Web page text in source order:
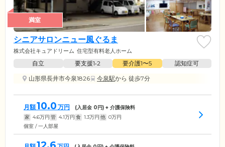
満室
シニアサロンニュー風ぐるま
株式会社キュアドリーム 住宅型有料老人ホーム
自立 要支援1•2 要介護1〜5
認知症可
山形県長井市今泉1826
今泉駅から 徒歩7分
月額10.0 万円 (入居金 0円) + 介護保険料
家 4.6万円 管 4.1万円 食 1.3万円 他 0万円
個室 / 一人部屋